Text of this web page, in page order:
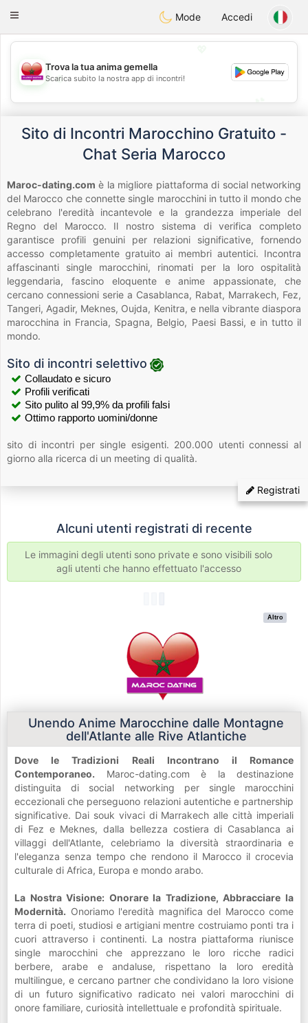
Maroc Dating
Toggle
Mode Accedi
💖
Trova la tua anima gemella
Scarica subito la nostra app di incontri!
Sito di Incontri Marocchino Gratuito -
Chat Seria Marocco
Maroc-dating.com è la migliore piattaforma di social networking
del Marocco che connette single marocchini in tutto il mondo che
celebrano l'eredità incantevole e la grandezza imperiale del
Regno del Marocco. Il nostro sistema di verifica completo
garantisce profili genuini per relazioni significative, fornendo
accesso completamente gratuito ai membri autentici. Incontra
affascinanti single marocchini, rinomati per la loro ospitalità
leggendaria, fascino eloquente e anime appassionate, che
cercano connessioni serie a Casablanca, Rabat, Marrakech, Fez,
Tangeri, Agadir, Meknes, Oujda, Kenitra, e nella vibrante diaspora
marocchina in Francia, Spagna, Belgio, Paesi Bassi, e in tutto il
mondo.
Sito di incontri selettivo
Collaudato e sicuro
Profili verificati
Sito pulito al 99,9% da profili falsi
Ottimo rapporto uomini/donne
sito di incontri per single esigenti. 200.000 utenti connessi al
giorno alla ricerca di un meeting di qualità.
Registrati
Alcuni utenti registrati di recente
Le immagini degli utenti sono private e sono visibili solo
agli utenti che hanno effettuato l'accesso
Altro
Unendo Anime Marocchine dalle Montagne
dell'Atlante alle Rive Atlantiche
Dove le Tradizioni Reali Incontrano il Romance
Contemporaneo. Maroc-dating.com è la destinazione
distinguita di social networking per single marocchini
eccezionali che perseguono relazioni autentiche e partnership
significative. Dai souk vivaci di Marrakech alle città imperiali
di Fez e Meknes, dalla bellezza costiera di Casablanca ai
villaggi dell'Atlante, celebriamo la diversità straordinaria e
l'eleganza senza tempo che rendono il Marocco il crocevia
culturale di Africa, Europa e mondo arabo.
La Nostra Visione: Onorare la Tradizione, Abbracciare la
Modernità. Onoriamo l'eredità magnifica del Marocco come
terra di poeti, studiosi e artigiani mentre costruiamo ponti tra i
cuori attraverso i continenti. La nostra piattaforma riunisce
single marocchini che apprezzano le loro ricche radici
berbere, arabe e andaluse, rispettano la loro eredità
multilingue, e cercano partner che condividano la loro visione
di un futuro significativo radicato nei valori marocchini di
onore familiare, curiosità intellettuale e profondità spirituale.